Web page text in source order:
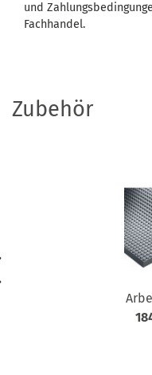
und
Fachhandel.
Zubehör